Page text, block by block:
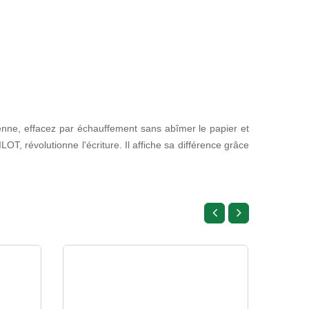
effacez par échauffement sans abîmer le papier et
révolutionne l'écriture. Il affiche sa différence grâce